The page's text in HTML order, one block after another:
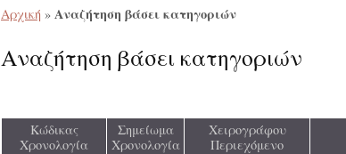
Αρχική » Αναζήτηση βάσει κατηγοριών
Αναζήτηση βάσει κατηγοριών
Κώδικας
Χρονολογία
Σημείωμα
Χρονολογία
Χειρογράφου
Περιεχόμενο